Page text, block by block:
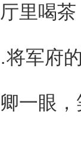
喝茶
府的
眼，